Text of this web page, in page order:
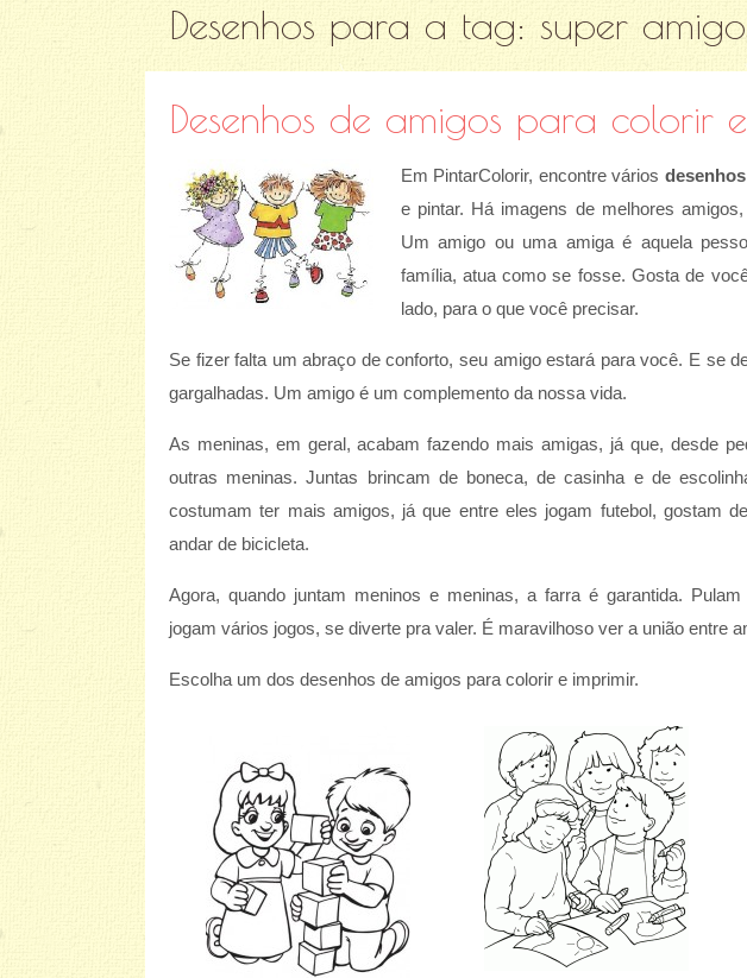
Desenhos para a tag: super
Desenhos de amigos para colorir
Em PintarColorir, encontre vários
e pintar. Há imagens de melhores
Um amigo ou uma amiga é aquela
família, atua como se fosse. Gosta de
lado, para o que você precisar.
Se fizer falta um abraço de conforto, seu amigo estará para você. E se
gargalhadas. Um amigo é um complemento da nossa vida.
As meninas, em geral, acabam fazendo mais amigas, já que, desde
outras meninas. Juntas brincam de boneca, de casinha e de
costumam ter mais amigos, já que entre eles jogam futebol, gostam
andar de bicicleta.
Agora, quando juntam meninos e meninas, a farra é garantida. Pulam
jogam vários jogos, se diverte pra valer. É maravilhoso ver a união entre
Escolha um dos desenhos de amigos para colorir e imprimir.